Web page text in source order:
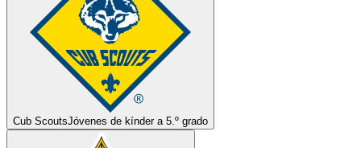
Cub ScoutsJóvenes de kínder a 5.º grado